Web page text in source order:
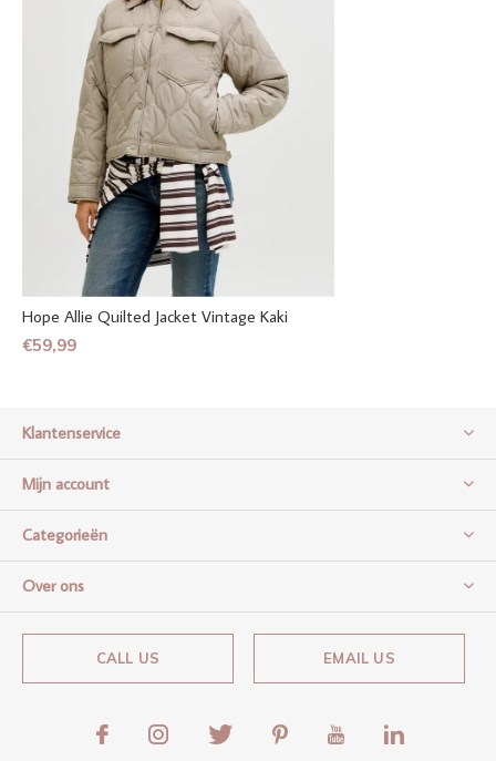
Hope Allie Quilted Jacket Vintage Kaki
€59,99
Klantenservice
Mijn account
Categorieën
Over ons
CALL US EMAIL US